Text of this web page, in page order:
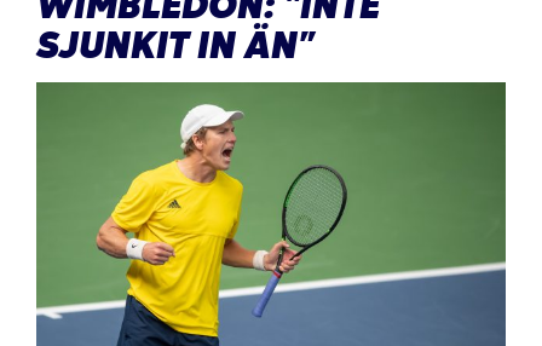
SJUNKIT IN ÄN”